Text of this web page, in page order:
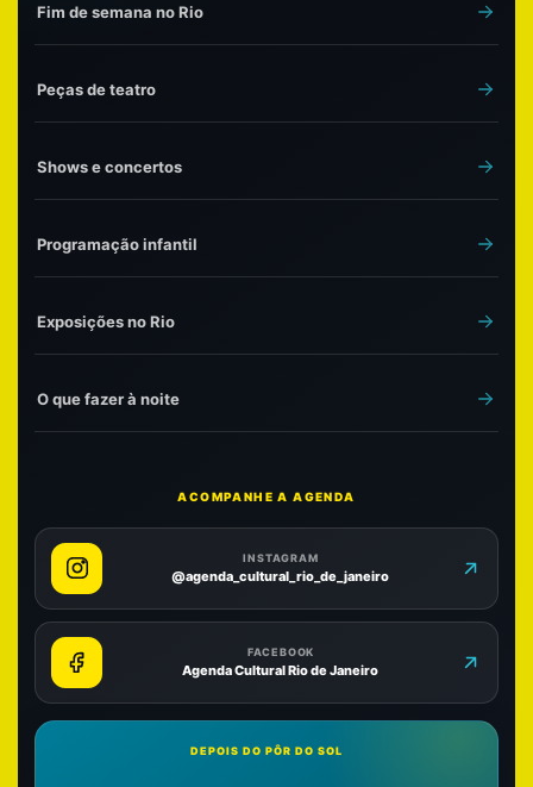
Fim de semana no Rio
Peças de teatro
Shows e concertos
Programação infantil
Exposições no Rio
O que fazer à noite
ACOMPANHE A AGENDA
INSTAGRAM
@agenda_cultural_rio_de_janeiro
FACEBOOK
Agenda Cultural Rio de Janeiro
DEPOIS DO PÔR DO SOL